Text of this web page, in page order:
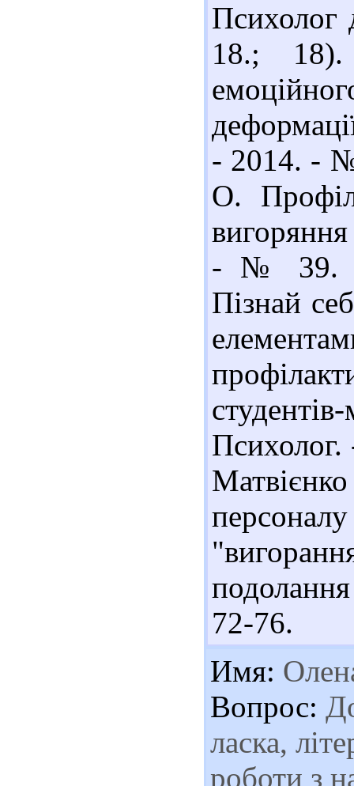
18.; 18).
- 2014. -
О.
- № 39.
Пізнай
72-76.
Имя:
Вопрос:
ласка,
роботи з